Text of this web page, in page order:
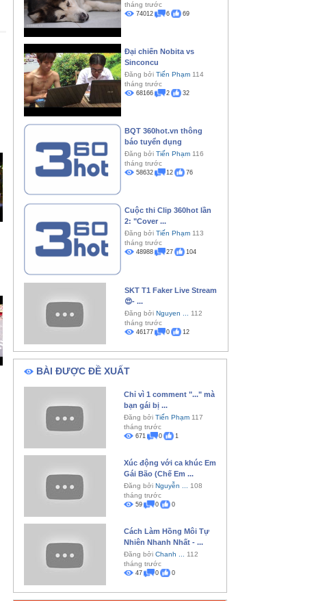
tháng trước
74012 6 69
Đại chiến Nobita vs
Sinconcu
Đăng bởi Tiến Phạm114
tháng trước
68166 2 32
BQT 360hot.vn thông
báo tuyển dụng
Đăng bởi Tiến Phạm116
tháng trước
58632 12 76
Cuộc thi Clip 360hot lần
2: "Cover ...
Đăng bởi Tiến Phạm113
tháng trước
48988 27 104
SKT T1 Faker Live Stream
😍- ...
Đăng bởi Nguyen ...
112
tháng trước
46177 0 12
BÀI ĐƯỢC ĐỀ XUẤT
Chỉ vì 1 comment "..." mà
bạn gái bị ...
Đăng bởi Tiến Phạm117
tháng trước
671 0 1
Xúc động với ca khúc Em
Gái Bão (Chế Em ...
Đăng bởi Nguyễn ...
108
tháng trước
59 0 0
Cách Làm Hồng Môi Tự
Nhiên Nhanh Nhất - ...
Đăng bởi Chanh ...
112
tháng trước
47 0 0